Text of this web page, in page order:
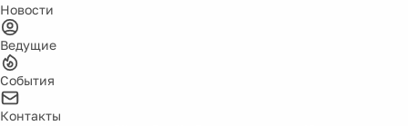
Новости
Ведущие
События
Контакты